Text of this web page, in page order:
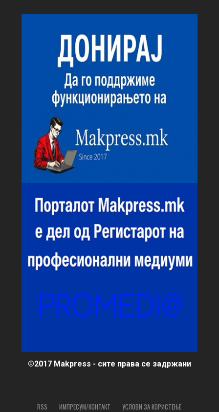
©2017 Makpress - сите права се задржани
RSS ИМПРЕСУМ/КОНТАКТ УСЛОВИ ЗА КОРИСТЕЊЕ